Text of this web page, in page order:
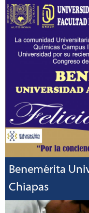
Benemérita
Chiapas